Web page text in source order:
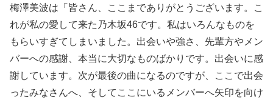
梅澤美波は「皆さん、ここまでありがとうございます。こ
れが私の愛して来た乃木坂46です。私はいろんなものを
もらいすぎてしまいました。出会いや強さ、先輩方やメン
バーへの感謝、本当に大切なものばかりです。出会いに感
謝しています。次が最後の曲になるのですが、ここで出会
ったみなさんへ、そしてここにいるメンバーへ矢印を向け